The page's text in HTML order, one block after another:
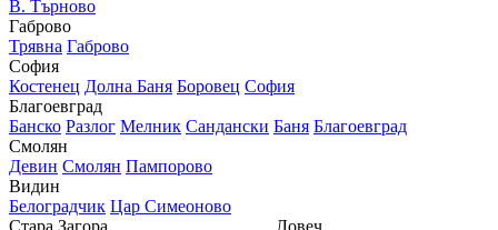
В. Търново
Габрово
Трявна Габрово
София
Костенец Долна Баня Боровец София
Благоевград
Банско Разлог Мелник Сандански Баня Благоевград
Смолян
Девин Смолян Пампорово
Видин
Белоградчик Цар Симеоново
Стара Загора
Ловеч